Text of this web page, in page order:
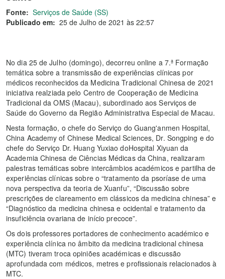
Fonte: Serviços de Saúde (SS)
Publicado em: 25 de Julho de 2021 às 22:57
No dia 25 de Julho (domingo), decorreu online a 7.ª Formação
temática sobre a transmissão de experiências clínicas por
médicos reconhecidos da Medicina Tradicional Chinesa de 2021
iniciativa realziada pelo Centro de Cooperação de Medicina
Tradicional da OMS (Macau), subordinado aos Serviços de
Saúde do Governo da Região Administrativa Especial de Macau.
Nesta formação, o chefe do Serviço do Guang'anmen Hospital,
China Academy of Chinese Medical Sciences, Dr. Songping e do
chefe do Serviço Dr. Huang Yuxiao doHospital Xiyuan da
Academia Chinesa de Ciências Médicas da China, realizaram
palestras temáticas sobre intercâmbios académicos e partilha de
experiências clínicas sobre o “tratamento da psoríase de uma
nova perspectiva da teoria de Xuanfu”, “Discussão sobre
prescrições de clareamento em clássicos da medicina chinesa” e
“Diagnóstico da medicina chinesa e ocidental e tratamento da
insuficiência ovariana de início precoce”.
Os dois professores portadores de conhecimento académico e
experiência clínica no âmbito da medicina tradicional chinesa
(MTC) tiveram troca opiniões académicas e discussão
aprofundada com médicos, metres e profissionais relacionados à
MTC.